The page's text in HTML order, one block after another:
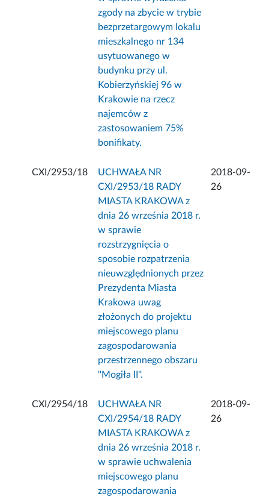
zgody na zbycie w trybie
bezprzetargowym lokalu
mieszkalnego nr 134
usytuowanego w
budynku przy ul.
Kobierzyńskiej 96 w
Krakowie na rzecz
najemców z
zastosowaniem 75%
bonifikaty.
CXI/2953/18
UCHWAŁA NR
CXI/2953/18 RADY
MIASTA KRAKOWA z
dnia 26 września 2018 r.
w sprawie
rozstrzygnięcia o
sposobie rozpatrzenia
nieuwzględnionych przez
Prezydenta Miasta
Krakowa uwag
złożonych do projektu
miejscowego planu
zagospodarowania
przestrzennego obszaru
''Mogiła II''.
2018-09-
26
CXI/2954/18
UCHWAŁA NR
CXI/2954/18 RADY
MIASTA KRAKOWA z
dnia 26 września 2018 r.
w sprawie uchwalenia
miejscowego planu
zagospodarowania
2018-09-
26